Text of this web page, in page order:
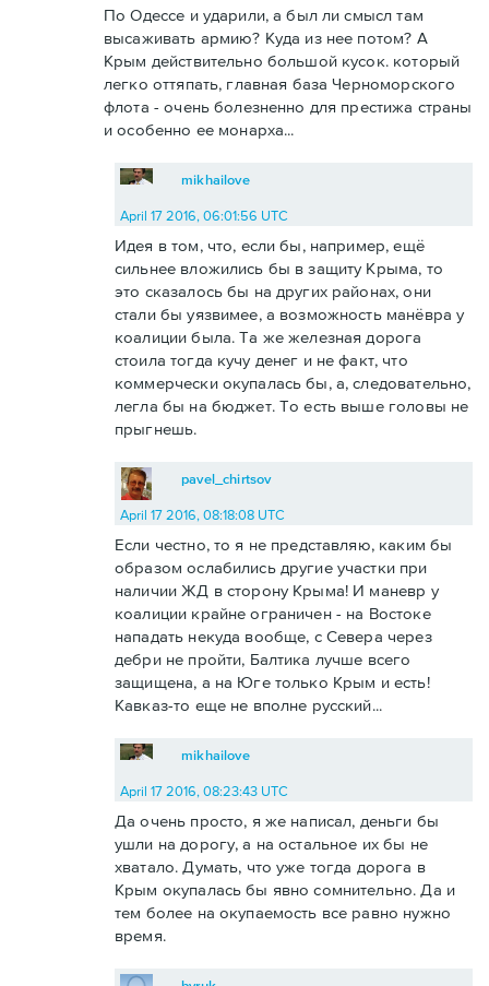
По Одессе и ударили, а был ли смысл там
высаживать армию? Куда из нее потом? А
Крым действительно большой кусок. который
легко оттяпать, главная база Черноморского
флота - очень болезненно для престижа страны
и особенно ее монарха...
mikhailove
April 17 2016, 06:01:56 UTC
Идея в том, что, если бы, например, ещё
сильнее вложились бы в защиту Крыма, то
это сказалось бы на других районах, они
стали бы уязвимее, а возможность манёвра у
коалиции была. Та же железная дорога
стоила тогда кучу денег и не факт, что
коммерчески окупалась бы, а, следовательно,
легла бы на бюджет. То есть выше головы не
прыгнешь.
pavel_chirtsov
April 17 2016, 08:18:08 UTC
Если честно, то я не представляю, каким бы
образом ослабились другие участки при
наличии ЖД в сторону Крыма! И маневр у
коалиции крайне ограничен - на Востоке
нападать некуда вообще, с Севера через
дебри не пройти, Балтика лучше всего
защищена, а на Юге только Крым и есть!
Кавказ-то еще не вполне русский...
mikhailove
April 17 2016, 08:23:43 UTC
Да очень просто, я же написал, деньги бы
ушли на дорогу, а на остальное их бы не
хватало. Думать, что уже тогда дорога в
Крым окупалась бы явно сомнительно. Да и
тем более на окупаемость все равно нужно
время.